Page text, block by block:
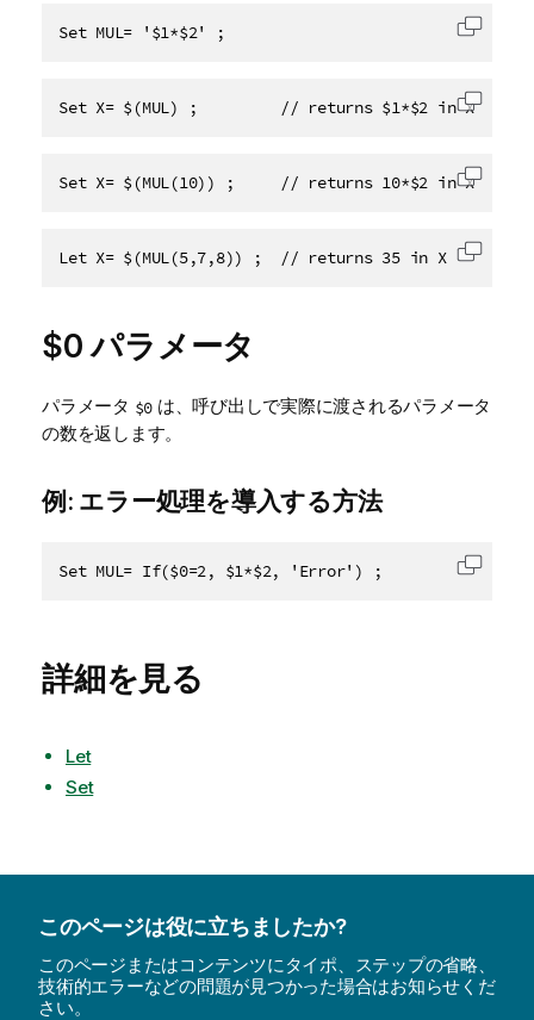
Set MUL= '$1*$2' ; コード
Set X= $(MUL) ;         // returns $1*$2 in Xコード
Set X= $(MUL(10)) ;     // returns 10*$2 in Xコード
Let X= $(MUL(5,7,8)) ;  // returns 35 in X コード
$0 パラメータ
パラメータ $0 は、呼び出しで実際に渡されるパラメータ
の数を返します。
例: エラー処理を導入する方法
Set MUL= If($0=2, $1*$2, 'Error') ; コード
詳細を見る
Let
Set
このページは役に立ちましたか?
このページまたはコンテンツにタイポ、ステップの省略、
技術的エラーなどの問題が見つかった場合はお知らせくだ
さい。